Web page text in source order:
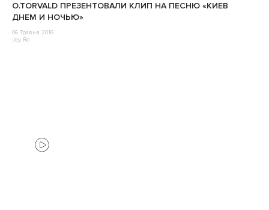
O.TORVALD ПРЕЗЕНТОВАЛИ КЛИП НА ПЕСНЮ «КИЕВ
ДНЕМ И НОЧЬЮ»
06 Травня 2016
Jey Ro